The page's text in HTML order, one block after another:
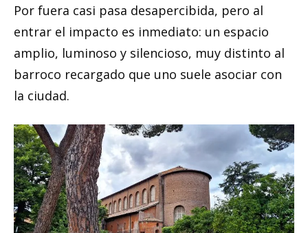
Por fuera casi pasa desapercibida, pero al
entrar el impacto es inmediato: un espacio
amplio, luminoso y silencioso, muy distinto al
barroco recargado que uno suele asociar con
la ciudad.